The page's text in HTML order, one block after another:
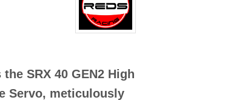
the SRX 40 GEN2 High
Servo, meticulously